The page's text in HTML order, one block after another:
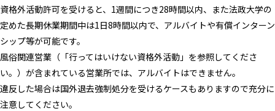
資格外活動許可を受けると、1週間につき28時間以内、また法政大学の
定めた長期休業期間中は1日8時間以内で、アルバイトや有償インターン
シップ等が可能です。
風俗関連営業（「行ってはいけない資格外活動」を参照してくださ
い。）が含まれている営業所では、アルバイトはできません。
違反した場合は国外退去強制処分を受けるケースもありますので充分に
注意してください。